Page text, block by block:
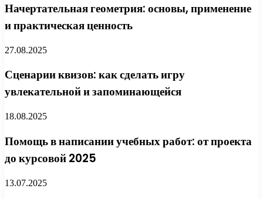
Начертательная геометрия: основы, применение
и практическая ценность
27.08.2025
Сценарии квизов: как сделать игру
увлекательной и запоминающейся
18.08.2025
Помощь в написании учебных работ: от проекта
до курсовой 2025
13.07.2025